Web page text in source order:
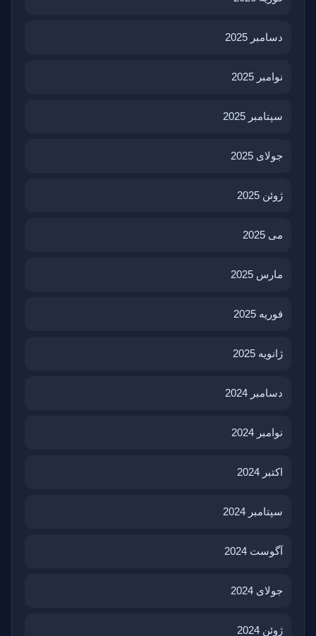
دسامبر 2025
نوامبر 2025
سپتامبر 2025
جولای 2025
ژوئن 2025
می 2025
مارس 2025
فوریه 2025
ژانویه 2025
دسامبر 2024
نوامبر 2024
اکتبر 2024
سپتامبر 2024
آگوست 2024
جولای 2024
ژوئن 2024